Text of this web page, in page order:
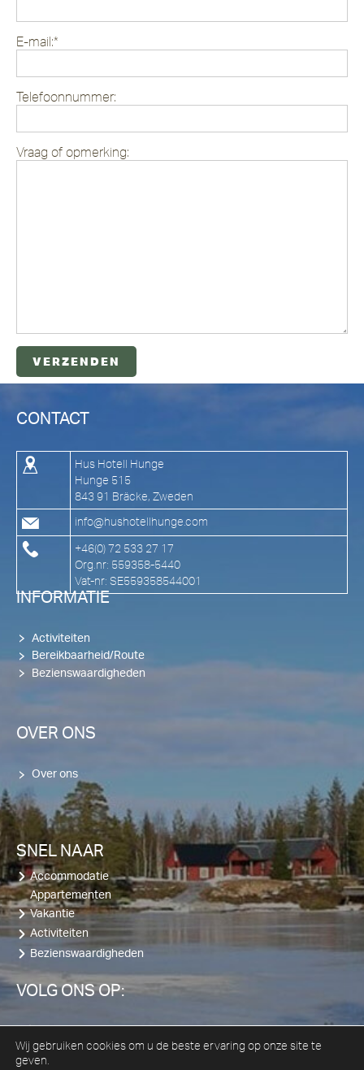
E-mail:*
Telefoonnummer:
Vraag of opmerking:
CONTACT
Hus Hotell Hunge
Hunge 515
843 91 Bräcke, Zweden
info@hushotellhunge.com
+46(0) 72 533 27 17
Org.nr: 559358-5440
Vat-nr: SE559358544001
INFORMATIE
Activiteiten
Bereikbaarheid/Route
Bezienswaardigheden
OVER ONS
Over ons
SNEL NAAR
Accommodatie
Appartementen
Vakantie
Activiteiten
Bezienswaardigheden
VOLG ONS OP:
Wij gebruiken cookies om u de beste ervaring op onze site te
geven.